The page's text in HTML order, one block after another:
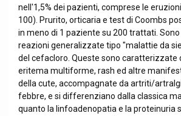
nell'1,5% dei pazienti, comprese le
100). Prurito, orticaria e test di Coombs
in meno di 1 paziente su 200 trattati.
reazioni generalizzate tipo "malattie da
del cefacloro. Queste sono caratterizzate
eritema multiforme, rash ed altre
della cute, accompagnate da artriti/
febbre, e si differenziano dalla classica
quanto la linfoadenopatia e la proteinuria